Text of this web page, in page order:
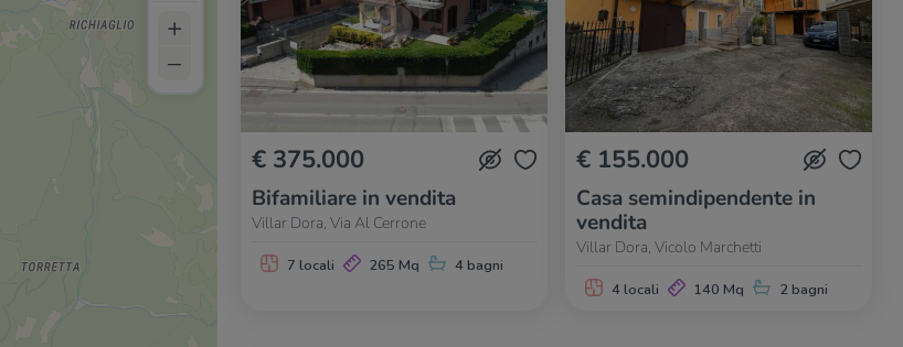
€ 375.000
Bifamiliare in vendita
Villar Dora, Via Al Cerrone
7 locali 265 Mq 4 bagni
€ 155.000
Casa semindipendente in
vendita
Villar Dora, Vicolo Marchetti
4 locali 140 Mq 2 bagni
+
–